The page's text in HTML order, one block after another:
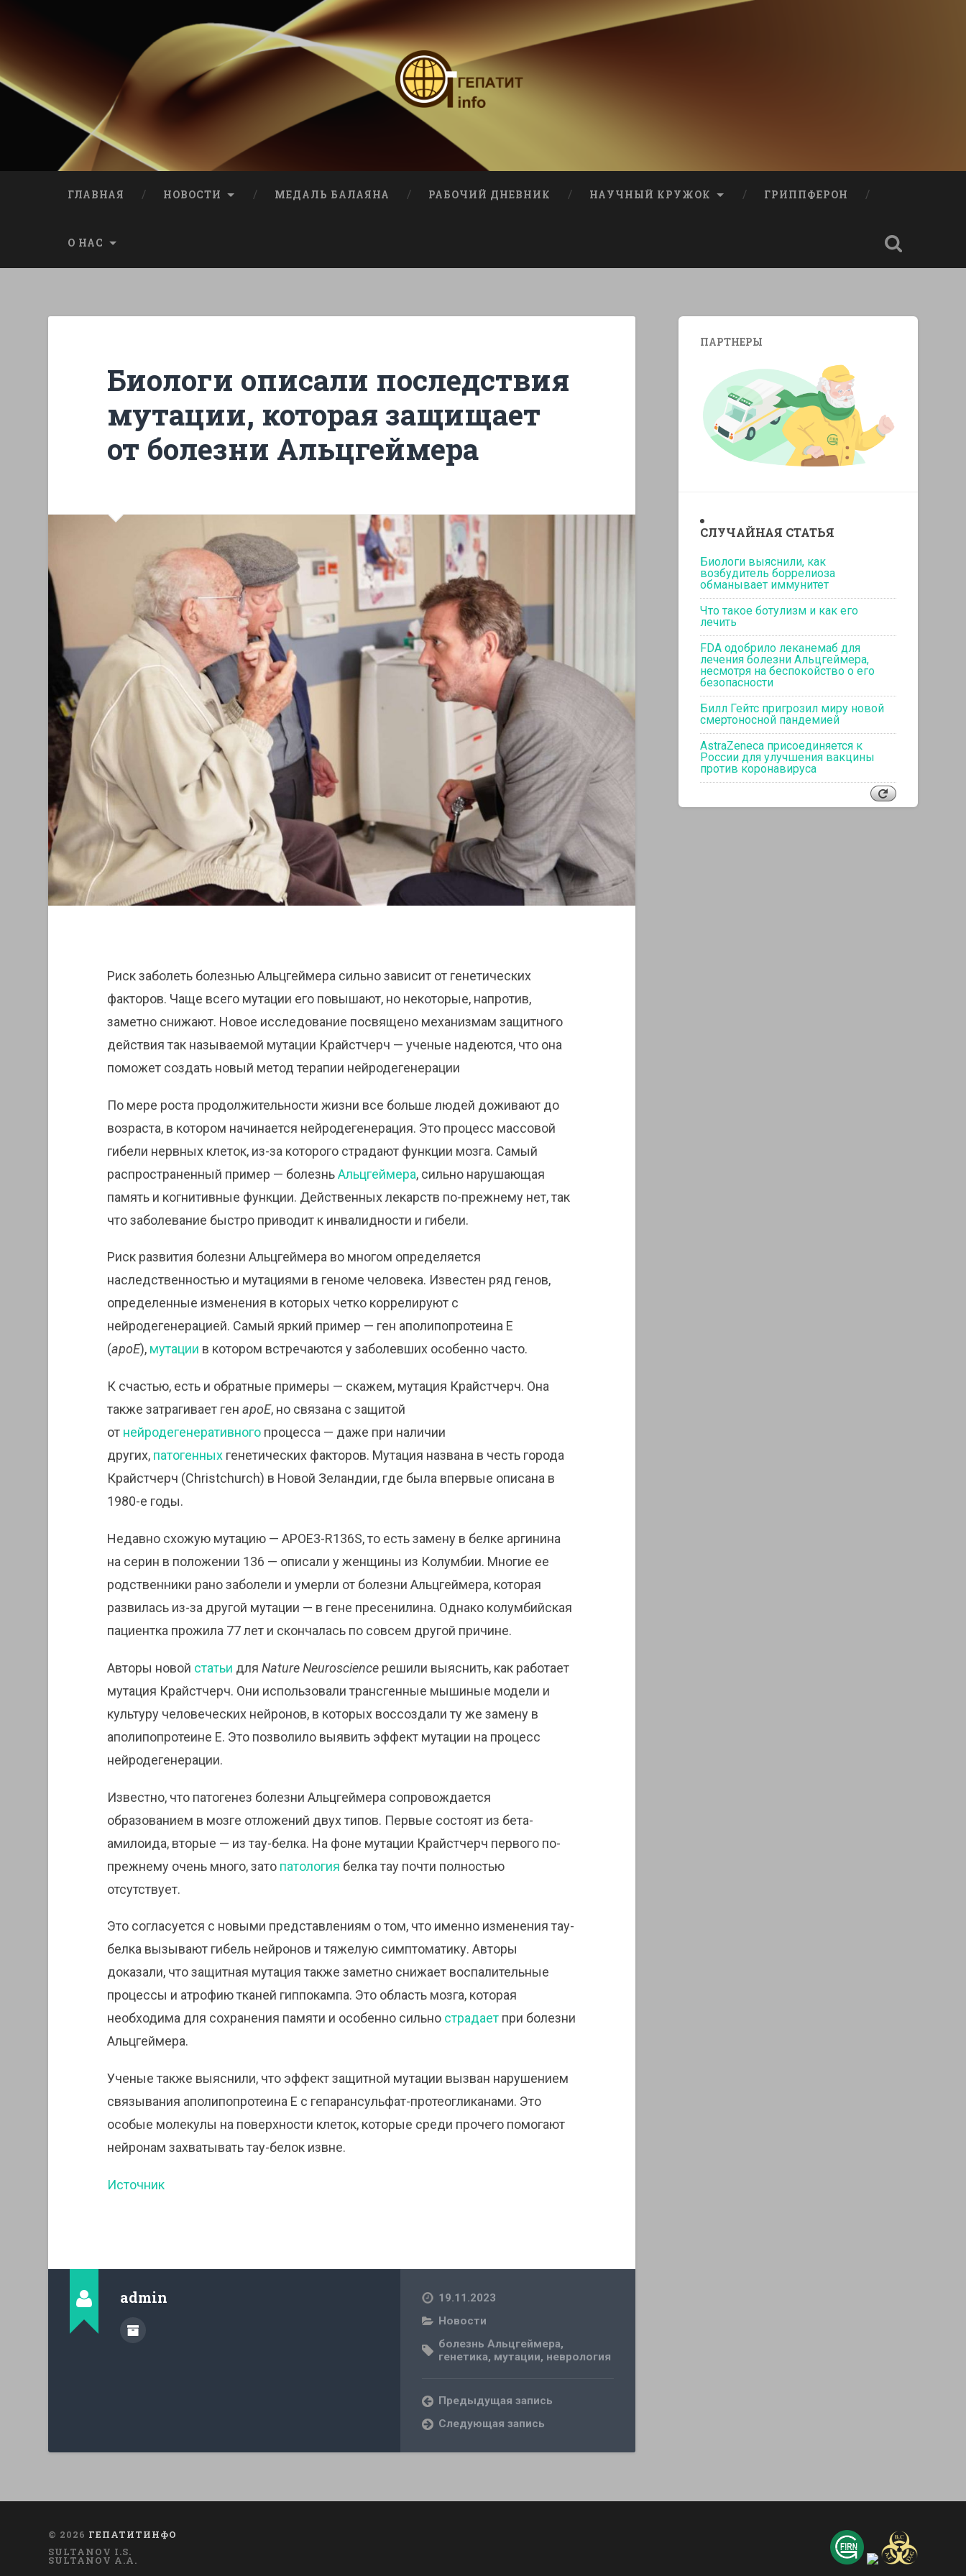
ГЛАВНАЯ НОВОСТИ МЕДАЛЬ БАЛАЯНА РАБОЧИЙ ДНЕВНИК НАУЧНЫЙ КРУЖОК ГРИППФЕРОН
О НАС
Биологи описали последствия
мутации, которая защищает
от болезни Альцгеймера
Риск заболеть болезнью Альцгеймера сильно зависит от генетических
факторов. Чаще всего мутации его повышают, но некоторые, напротив,
заметно снижают. Новое исследование посвящено механизмам защитного
действия так называемой мутации Крайстчерч — ученые надеются, что она
поможет создать новый метод терапии нейродегенерации
По мере роста продолжительности жизни все больше людей доживают до
возраста, в котором начинается нейродегенерация. Это процесс массовой
гибели нервных клеток, из-за которого страдают функции мозга. Самый
распространенный пример — болезньАльцгеймера, сильно нарушающая
память и когнитивные функции. Действенных лекарств по-прежнему нет, так
что заболевание быстро приводит к инвалидности и гибели.
Риск развития болезни Альцгеймера во многом определяется
наследственностью и мутациями в геноме человека. Известен ряд генов,
определенные изменения в которых четко коррелируют с
нейродегенерацией. Самый яркий пример — ген аполипопротеина E
(apoE), мутации в котором встречаются у заболевших особенно часто.
К счастью, есть и обратные примеры — скажем, мутация Крайстчерч. Она
также затрагивает ген apoE, но связана с защитой
от нейродегенеративногопроцесса — даже при наличии
других, патогенныхгенетических факторов. Мутация названа в честь города
Крайстчерч (Christchurch) в Новой Зеландии, где была впервые описана в
1980-е годы.
Недавно схожую мутацию — APOE3-R136S, то есть замену в белке аргинина
на серин в положении 136 — описали у женщины из Колумбии. Многие ее
родственники рано заболели и умерли от болезни Альцгеймера, которая
развилась из-за другой мутации — в гене пресенилина. Однако колумбийская
пациентка прожила 77 лет и скончалась по совсем другой причине.
Авторы новой статьи для Nature Neuroscienceрешили выяснить, как работает
мутация Крайстчерч. Они использовали трансгенные мышиные модели и
культуру человеческих нейронов, в которых воссоздали ту же замену в
аполипопротеине E. Это позволило выявить эффект мутации на процесс
нейродегенерации.
Известно, что патогенез болезни Альцгеймера сопровождается
образованием в мозге отложений двух типов. Первые состоят из бета-
амилоида, вторые — из тау-белка. На фоне мутации Крайстчерч первого по-
прежнему очень много, зато патология белка тау почти полностью
отсутствует.
Это согласуется с новыми представлениям о том, что именно изменения тау-
белка вызывают гибель нейронов и тяжелую симптоматику. Авторы
доказали, что защитная мутация также заметно снижает воспалительные
процессы и атрофию тканей гиппокампа. Это область мозга, которая
необходима для сохранения памяти и особенно сильно страдаетпри болезни
Альцгеймера.
Ученые также выяснили, что эффект защитной мутации вызван нарушением
связывания аполипопротеина E с гепарансульфат-протеогликанами. Это
особые молекулы на поверхности клеток, которые среди прочего помогают
нейронам захватывать тау-белок извне.
Источник
admin
19.11.2023
Новости
болезнь Альцгеймера,
генетика, мутации, неврология
Предыдущая запись
Следующая запись
ПАРТНЕРЫ
СЛУЧАЙНАЯ СТАТЬЯ
Биологи выяснили, как
возбудитель боррелиоза
обманывает иммунитет
Что такое ботулизм и как его
лечить
FDA одобрило леканемаб для
лечения болезни Альцгеймера,
несмотря на беспокойство о его
безопасности
Билл Гейтс пригрозил миру новой
смертоносной пандемией
AstraZeneca присоединяется к
России для улучшения вакцины
против коронавируса
© 2026 ГЕПАТИТИНФО
SULTANOV I.S.
SULTANOV A.A.